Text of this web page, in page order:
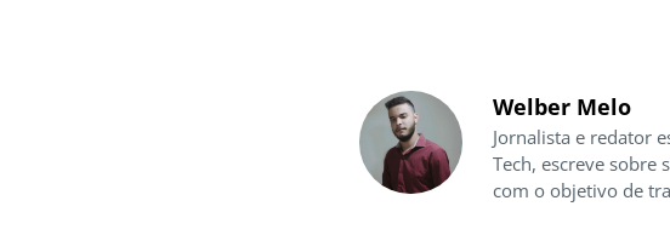
Welber Melo
Jornalista e redator
Tech, escreve sobre
com o objetivo de